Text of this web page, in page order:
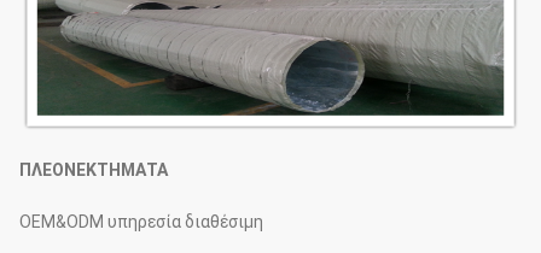
ΠΛΕΟΝΕΚΤΗΜΑΤΑ
OEM&ODM υπηρεσία διαθέσιμη